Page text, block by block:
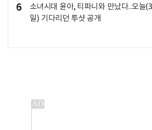
6
소녀시대 윤아, 티파니와 만났다..오늘
일) 기다리던 투샷 공개